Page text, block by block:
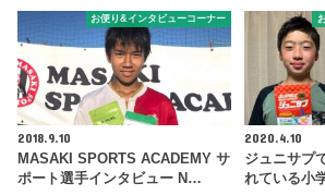
お便り&インタビューコーナー
2018.9.10
MASAKI SPORTS ACADEMY サ
ポート選手インタビュー N…
2020.4.10
ジュニサプ
れている小